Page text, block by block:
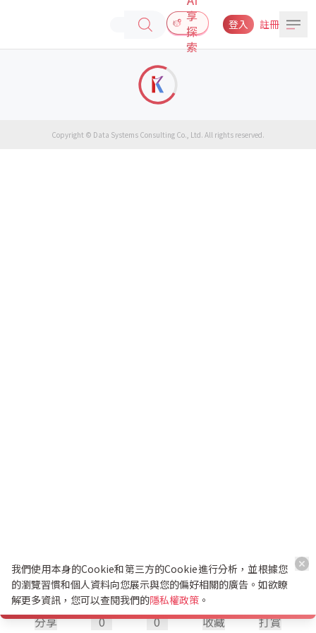
享
探
索
登入 註冊
分享 0 0 收藏 打賞
Copyright © Data Systems Consulting Co., Ltd. All rights reserved.
我們使用本身的Cookie和第三方的Cookie進行分析，並根據您
的瀏覽習慣和個人資料向您展示與您的偏好相關的廣告。如欲瞭
解更多資訊，您可以查閱我們的隱私權政策 。